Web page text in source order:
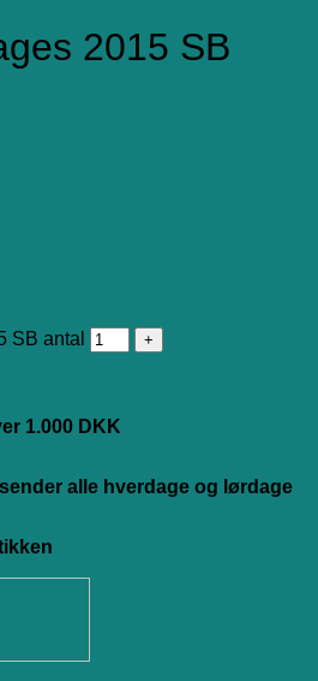
2015 SB
SB antal
1.000 DKK
alle hverdage og lørdage